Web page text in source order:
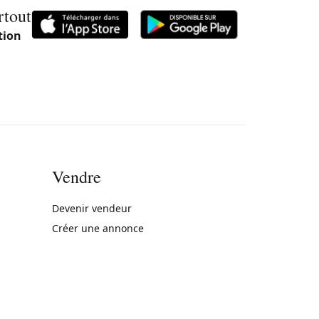
Vendre
Devenir vendeur
Créer une annonce